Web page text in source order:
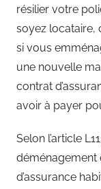
résilier votre
soyez locataire,
si vous
une nouvelle
contrat
avoir à payer
Selon l’article
déménagement
d’assurance